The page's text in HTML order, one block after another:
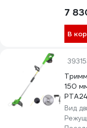
7
В
150
Вид